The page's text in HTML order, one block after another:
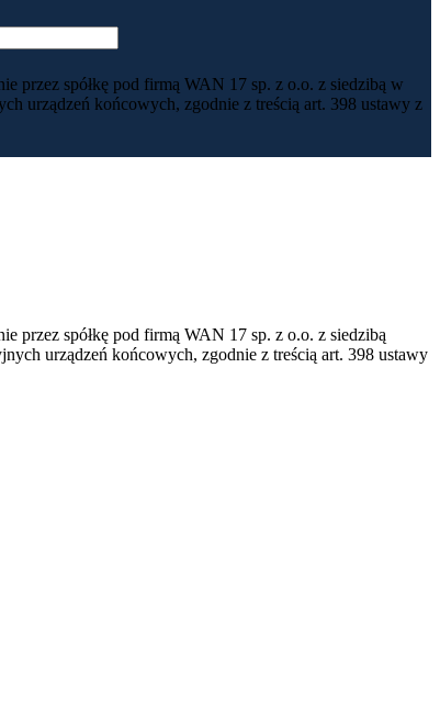
przez spółkę pod firmą WAN 17 sp. z o.o. z siedzibą w
urządzeń końcowych, zgodnie z treścią art. 398 ustawy z
przez spółkę pod firmą WAN 17 sp. z o.o. z siedzibą
urządzeń końcowych, zgodnie z treścią art. 398 ustawy